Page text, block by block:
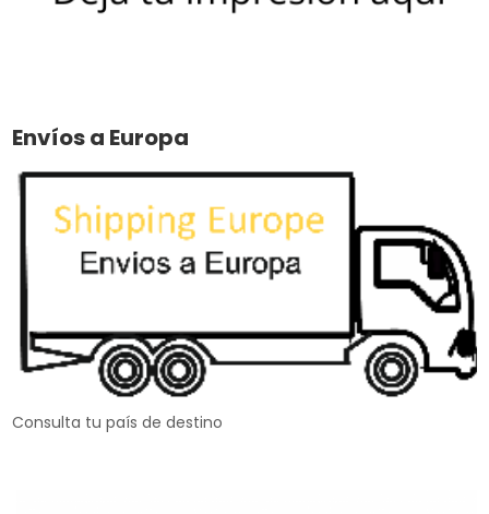
Envíos a Europa
Consulta tu país de destino